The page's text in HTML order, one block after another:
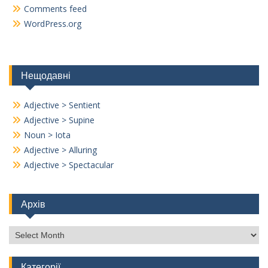
Comments feed
WordPress.org
Нещодавні
Adjective > Sentient
Adjective > Supine
Noun > Iota
Adjective > Alluring
Adjective > Spectacular
Архів
Архів